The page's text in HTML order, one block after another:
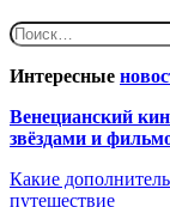
Найти:
Интересные
Венецианский
звёздами и
Какие
путешествие